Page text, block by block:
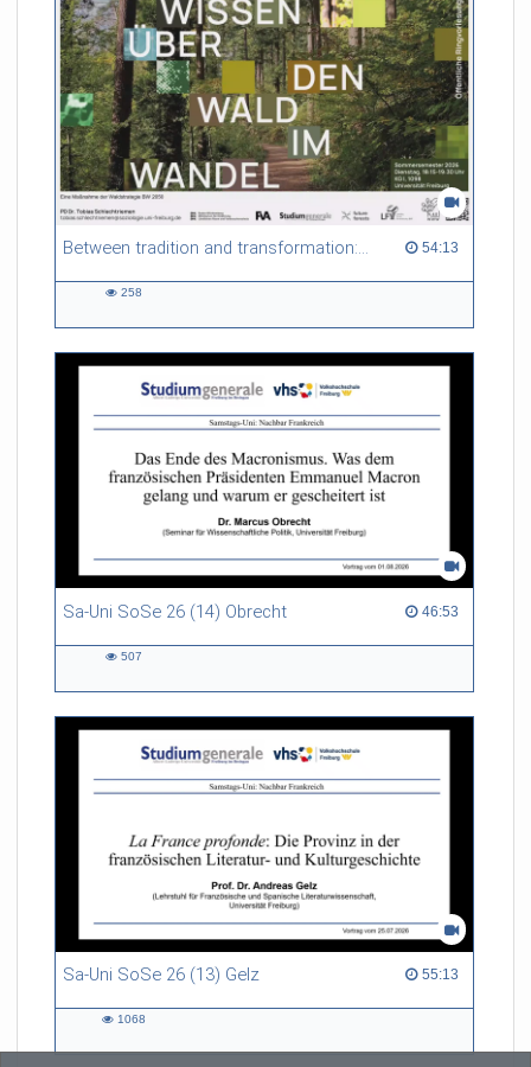
Between tradition and transformation: how owners, advisers and institutions co-create knowledge for resilient forests in Europe 54:13
54:13 duration
258
Sa-Uni SoSe 26 (14) Obrecht 46:53
46:53 duration
507
Sa-Uni SoSe 26 (13) Gelz 55:13
55:13 duration
1068